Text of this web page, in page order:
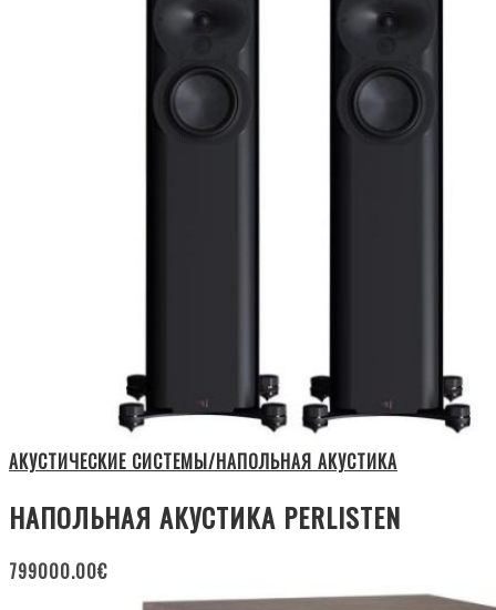
АКУСТИЧЕСКИЕ СИСТЕМЫ/НАПОЛЬНАЯ АКУСТИКА
НАПОЛЬНАЯ АКУСТИКА PERLISTEN
799000.00€